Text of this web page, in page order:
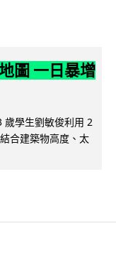
圖 一日暴增
歲學生劉敏俊利用 2
合建築物高度、太